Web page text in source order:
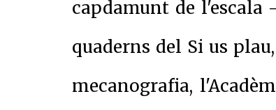
capdamunt de l'escala
quaderns del Si us
mecanografia,